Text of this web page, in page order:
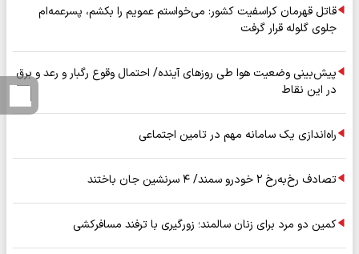
قاتل قهرمان کراسفیت کشور: می‌خواستم عمویم را بکشم، پسرعمه‌ام
جلوی گلوله قرار گرفت
پیش‌بینی وضعیت هوا طی روزهای آینده/ احتمال وقوع رگبار و رعد و برق
در این نقاط
راه‌اندازی یک سامانه مهم در تامین اجتماعی
تصادف رخ‌به‌رخ ۲ خودرو سمند/ ۴ سرنشین جان باختند
کمین دو مرد برای زنان سالمند؛ زورگیری با ترفند مسافرکشی